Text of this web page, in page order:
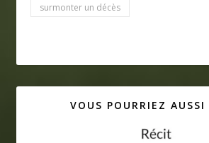
surmonter un décès
VOUS POURRIEZ AUSSI